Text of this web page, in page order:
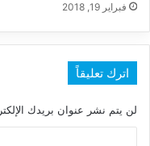
فبراير 19, 2018
اترك تعليقاً
لن يتم نشر عنوان بريدك